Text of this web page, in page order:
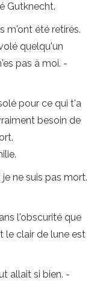
Gutknecht.
m'ont été retirés.
quelqu'un
pas à moi. -
pour ce qui t'a
besoin de
je ne suis pas mort.
l'obscurité que
le clair de lune est
allait si bien. -